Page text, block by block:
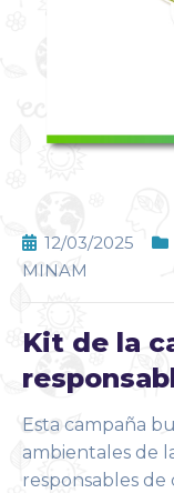
12/03/2025
MINAM
Kit de la
Esta campaña
ambientales de
responsables de